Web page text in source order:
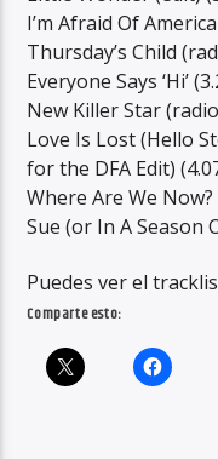
I’m Afraid Of
Thursday’s Child
Everyone Says ‘Hi’
New Killer Star
Love Is Lost (Hello
for the DFA Edit)
Where Are We Now?
Sue (or In A Season
Puedes ver el
Comparte esto: